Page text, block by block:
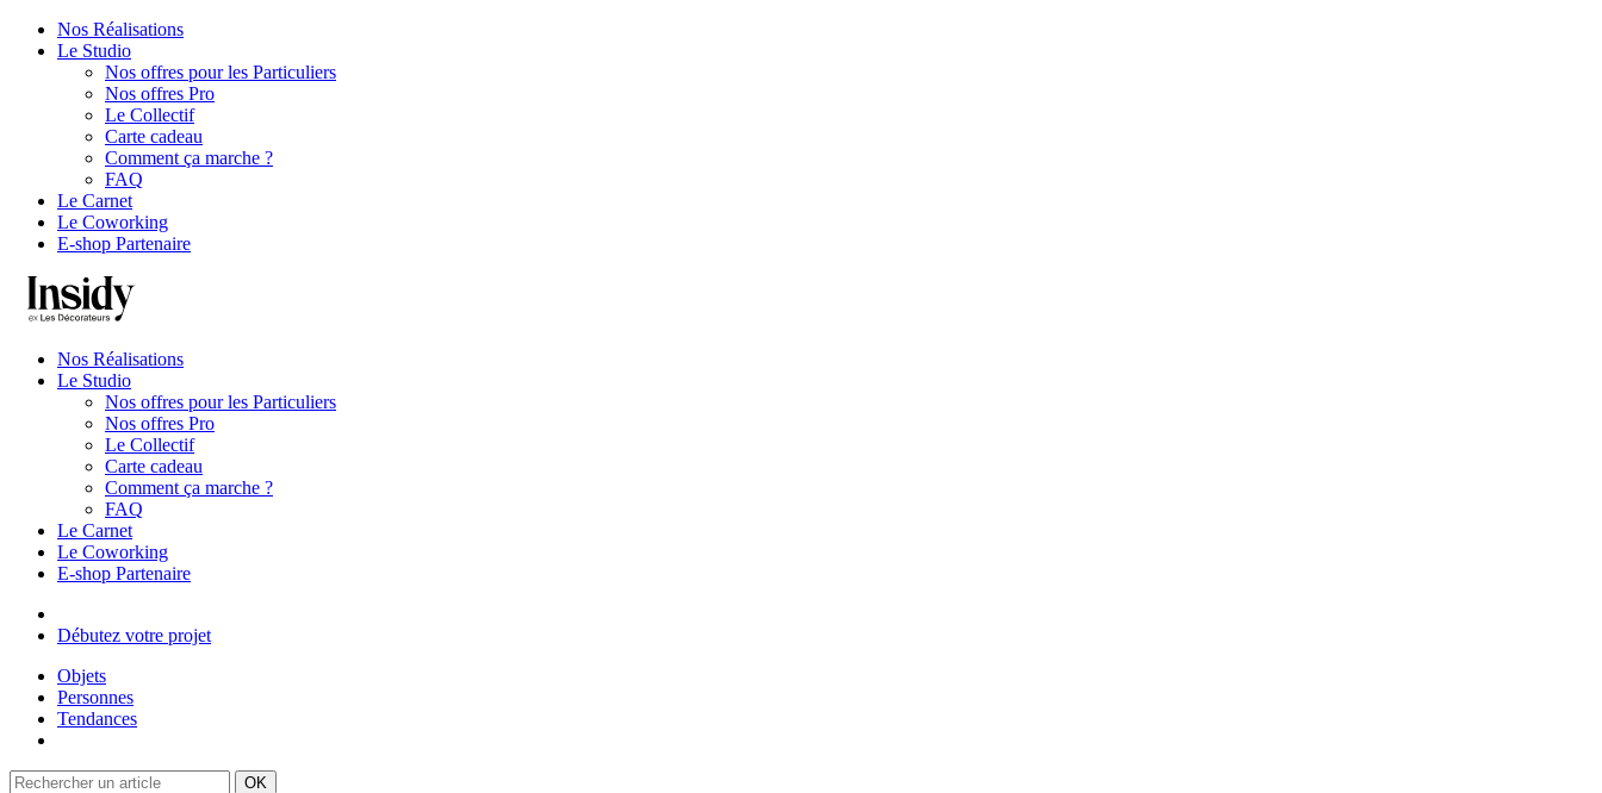
Nos Réalisations
Le Studio
Nos offres pour les Particuliers
Nos offres Pro
Le Collectif
Carte cadeau
Comment ça marche ?
FAQ
Le Carnet
Le Coworking
E-shop Partenaire
Nos Réalisations
Le Studio
Nos offres pour les Particuliers
Nos offres Pro
Le Collectif
Carte cadeau
Comment ça marche ?
FAQ
Le Carnet
Le Coworking
E-shop Partenaire
Débutez votre projet
Objets
Personnes
Tendances
OK